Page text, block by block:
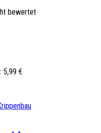
bewertet
: 5,99 €